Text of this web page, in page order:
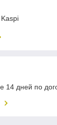
14 дней по